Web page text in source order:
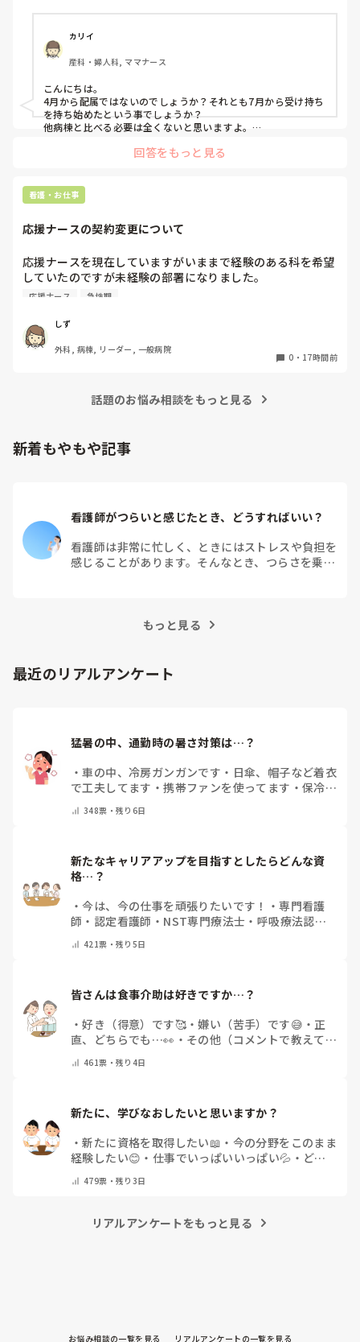
みたいです。
頂きたいです。
カリイ
産科・婦人科, ママナース
こんにちは。
4月から配属ではないのでしょうか？それとも7月から受け持ち
を持ち始めたという事でしょうか？
他病棟と比べる必要は全くないと思いますよ。
まず、同じ病棟の先輩達はどうしていますか？先輩と比較して
す。
前日受け持ちがわかるなら、やりそうな処置等、手順や必要物
まで見学したり、マニュアルをみて先輩から教わってきた事の
これは私が新人時代、先輩に言われたことなのですが「そもそ
も超勤する前提で仕事してるよね？終わらせようとしてるな
ら、その動きにはならないよ。」と。今なら言いたいことがわ
超勤の手当はもらえますか？新人は超勤もらえなかったり、も
らえれば先輩達からブーイングと良いこと無しなので、とにか
く定時過ぎには終わるに限ります。一度先輩に相談しつつ、準
備や予習をして挑みましょう！
回答をもっと見る
看護・お仕事
応援ナースの契約変更について
応援ナースを現在していますがいままで経験のある科を希望
していたのですが未経験の部署になりました。
急性期なのもあって夜勤が不安で日勤のみに変更してもらう
容変更された経験のある方はいますか？
その場合給料も変更になりますか？
応援ナース 急性期
しず
外科, 病棟, リーダー, 一般病院
0 ・ 17時間前
話題のお悩み相談をもっと見る
新着もやもや記事
看護師がつらいと感じたとき、どうすればいい？
看護師は非常に忙しく、ときにはストレスや負担を
感じることがあります。そんなとき、つらさを乗り
もっと見る
最近のリアルアンケート
猛暑の中、通勤時の暑さ対策は…？
・車の中、冷房ガンガンです ・ 日傘、帽子など着衣
で工夫してます ・携帯ファンを使ってます ・ 保冷剤
ん ・その他（コメントで教えて下さい）
348票・残り6日
新たなキャリアアップを目指すとしたらどんな資
格…？
・今は、今の仕事を頑張りたいです！ ・専門看護
師 ・ 認定看護師 ・ NST専門療法士 ・ 呼吸療法認定
内視鏡技師・その他(コメントで教えて下さい)
421票・残り5日
皆さんは食事介助は好きですか…？
・好き（得意）です🥰・嫌い（苦手）です😅 ・ 正
直、どちらでも…👀 ・ その他（コメントで教えてく
461票・残り4日
新たに、学びなおしたいと思いますか？
・新たに資格を取得したい📖 ・ 今の分野をこのまま
経験したい😊 ・ 仕事でいっぱいいっぱい💦 ・ どん
教えてください）
479票・残り3日
リアルアンケートをもっと見る
お悩み相談の一覧を見る リアルアンケートの一覧を見る